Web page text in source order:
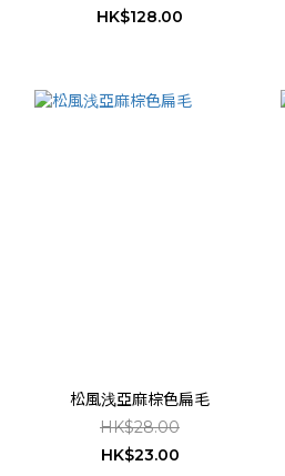
HK$128.00
松風浅亞麻棕色扁毛
HK$28.00
HK$23.00